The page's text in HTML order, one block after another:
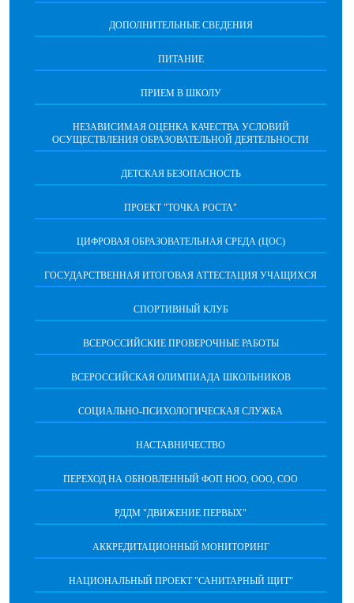
ДОПОЛНИТЕЛЬНЫЕ СВЕДЕНИЯ
ПИТАНИЕ
ПРИЕМ В ШКОЛУ
НЕЗАВИСИМАЯ ОЦЕНКА КАЧЕСТВА УСЛОВИЙ
ОСУЩЕСТВЛЕНИЯ ОБРАЗОВАТЕЛЬНОЙ ДЕЯТЕЛЬНОСТИ
ДЕТСКАЯ БЕЗОПАСНОСТЬ
ПРОЕКТ "ТОЧКА РОСТА"
ЦИФРОВАЯ ОБРАЗОВАТЕЛЬНАЯ СРЕДА (ЦОС)
ГОСУДАРСТВЕННАЯ ИТОГОВАЯ АТТЕСТАЦИЯ УЧАЩИХСЯ
СПОРТИВНЫЙ КЛУБ
ВСЕРОССИЙСКИЕ ПРОВЕРОЧНЫЕ РАБОТЫ
ВСЕРОССИЙСКАЯ ОЛИМПИАДА ШКОЛЬНИКОВ
СОЦИАЛЬНО-ПСИХОЛОГИЧЕСКАЯ СЛУЖБА
НАСТАВНИЧЕСТВО
ПЕРЕХОД НА ОБНОВЛЕННЫЙ ФОП НОО, ООО, СОО
РДДМ "ДВИЖЕНИЕ ПЕРВЫХ"
АККРЕДИТАЦИОННЫЙ МОНИТОРИНГ
НАЦИОНАЛЬНЫЙ ПРОЕКТ "САНИТАРНЫЙ ЩИТ"